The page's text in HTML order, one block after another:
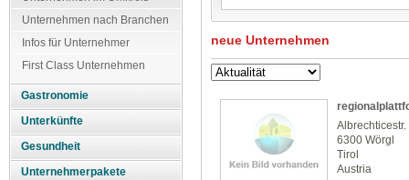
Unternehmen nach Branchen
Infos für Unternehmer
First Class Unternehmen
Gastronomie
Unterkünfte
Gesundheit
Unternehmerpakete
neue Unternehmen
Albrechticestr.
6300 Wörgl
Tirol
Austria